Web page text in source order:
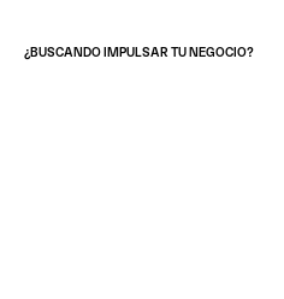
¿BUSCANDO IMPULSAR TU NEGOCIO?